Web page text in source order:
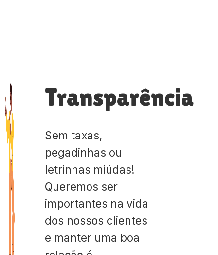
Transparência
Sem taxas,
pegadinhas ou
letrinhas miúdas!
Queremos ser
importantes na vida
dos nossos clientes
e manter uma boa